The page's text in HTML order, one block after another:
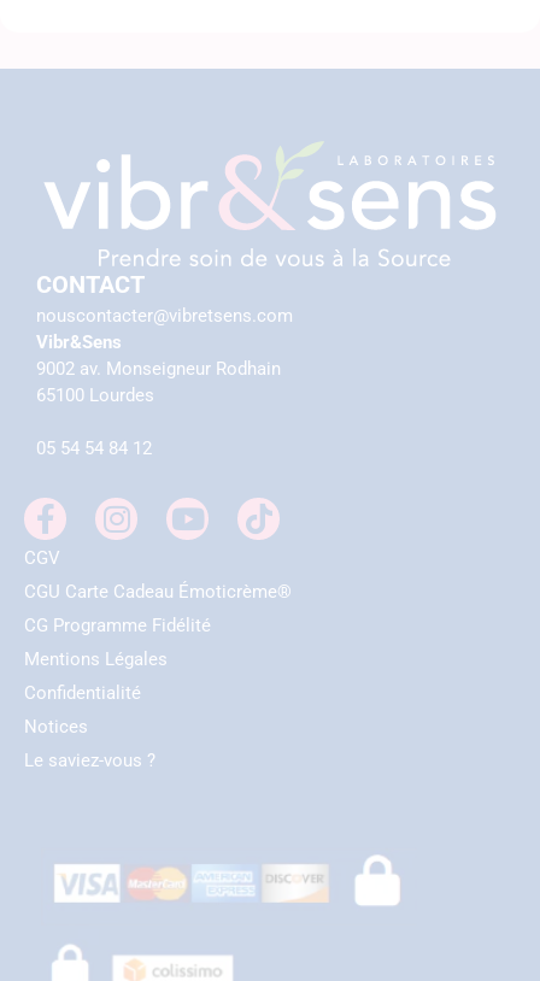
CONTACT
nouscontacter@vibretsens.com
Vibr&Sens
9002 av. Monseigneur Rodhain
65100 Lourdes
05 54 54 84 12
CGV
CGU Carte Cadeau Émoticrème®
CG Programme Fidélité
Mentions Légales
Confidentialité
Notices
Le saviez-vous ?